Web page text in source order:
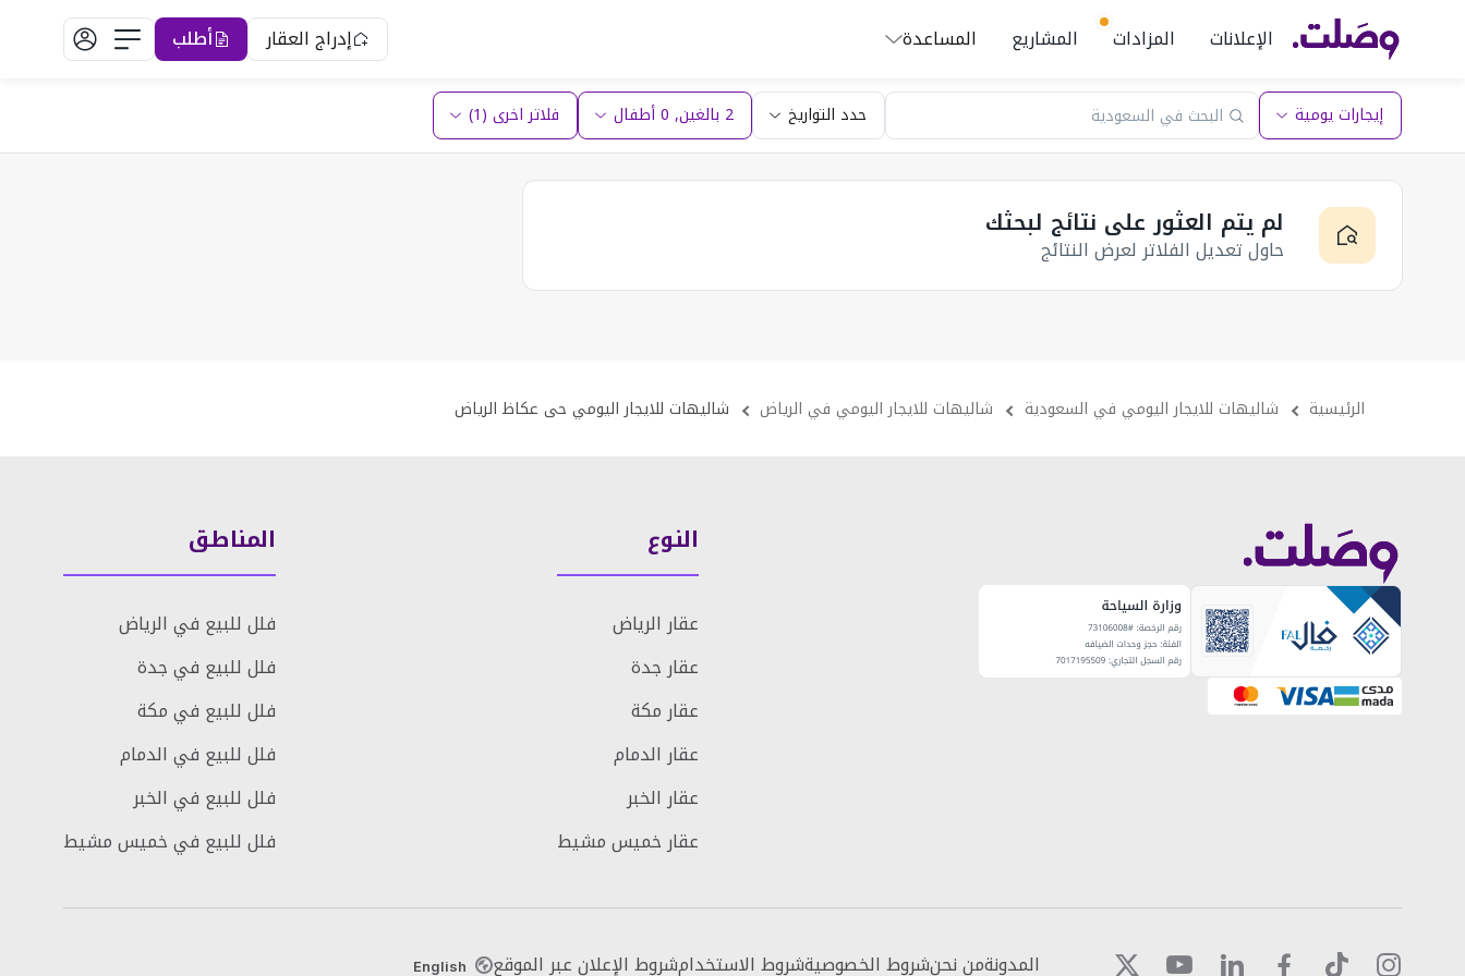
الإعلانات المزادات المشاريع المساعدة إدراج العقار أطلب
إيجارات يومية حدد التواريخ 2 بالغين ,
0أطفال فلاتر اخرى (1)
لم يتم العثور على نتائج لبحثك
حاول تعديل الفلاتر لعرض النتائج
الرئيسية شاليهات للايجار اليومي في السعودية شاليهات للايجار اليومي في الرياض شاليهات للايجار اليومي حى عكاظ الرياض
النوع
عقار الرياض
عقار جدة
عقار مكة
عقار الدمام
عقار الخبر
عقار خميس مشيط
المناطق
فلل للبيع في الرياض
فلل للبيع في جدة
فلل للبيع في مكة
فلل للبيع في الدمام
فلل للبيع في الخبر
فلل للبيع في خميس مشيط
المدونةمن نحنشروط الخصوصيةشروط الاستخدامشروط الإعلان عبر الموقع English